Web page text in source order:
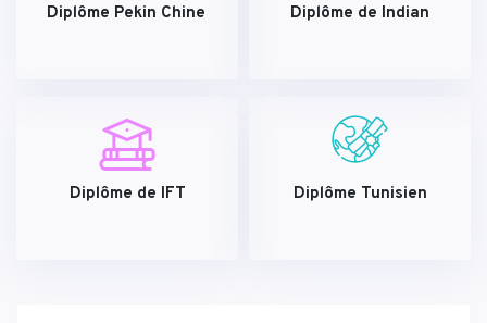
Diplôme Pekin Chine Diplôme de Indian
Diplôme de IFT Diplôme Tunisien